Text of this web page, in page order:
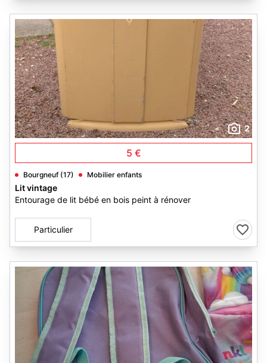
2
5 €
Bourgneuf (17) Mobilier enfants
Lit vintage
Entourage de lit bébé en bois peint à rénover
Particulier